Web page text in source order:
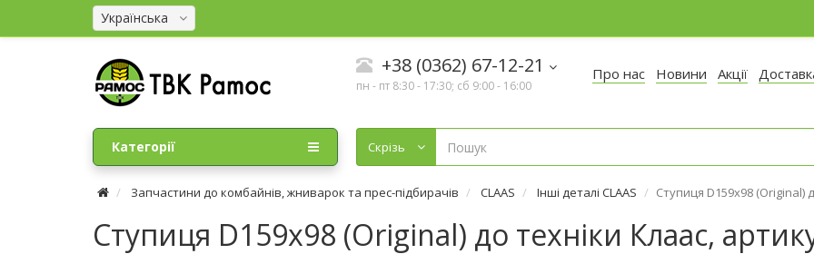
Українська
+38 (0362) 67-12-21
пн - пт 8:30 - 17:30; сб 9:00 - 16:00
Про нас Новини Акції
Cкрізь
Категорії
Запчастини до комбайнів, жниварок та прес-підбирачів CLAAS Інші деталі CLAAS Ступиця D159х98 (Original)
Ступиця D159х98 (Original) до техніки Клаас,